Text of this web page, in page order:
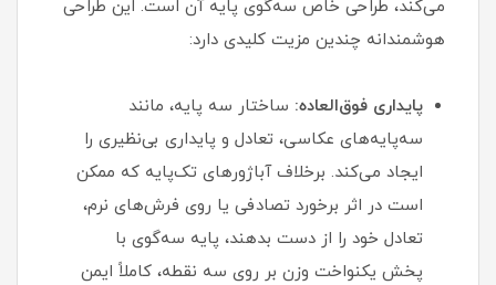
می‌کند، طراحی خاص سه‌گوی پایه آن است. این طراحی
هوشمندانه چندین مزیت کلیدی دارد:
پایداری فوق‌العاده: ساختار سه پایه، مانند
سه‌پایه‌های عکاسی، تعادل و پایداری بی‌نظیری را
ایجاد می‌کند. برخلاف آباژورهای تک‌پایه که ممکن
است در اثر برخورد تصادفی یا روی فرش‌های نرم،
تعادل خود را از دست بدهند، پایه سه‌گوی با
پخش یکنواخت وزن بر روی سه نقطه، کاملاً ایمن